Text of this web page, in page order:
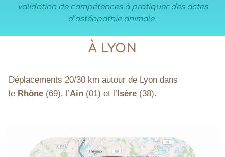
validation de compétences à pratiquer des actes
d’ostéopathie animale.
À LYON
Déplacements 20/30 km autour de Lyon dans
le Rhône (69), l’Ain (01) et l’ Isère (38).